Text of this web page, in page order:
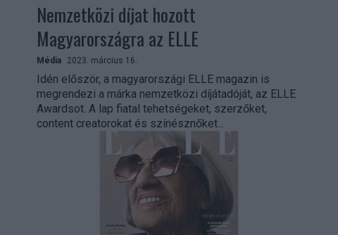
Nemzetközi díjat hozott
Magyarországra az ELLE
Média 2023. március 16.
Idén először, a magyarországi ELLE magazin is
megrendezi a márka nemzetközi díjátadóját, az ELLE
Awardsot. A lap fiatal tehetségeket, szerzőket,
content creatorokat és színésznőket...